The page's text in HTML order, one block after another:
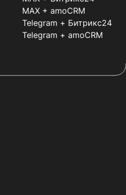
MAX + amoCRM
Telegram + Битрикс24
Telegram + amoCRM